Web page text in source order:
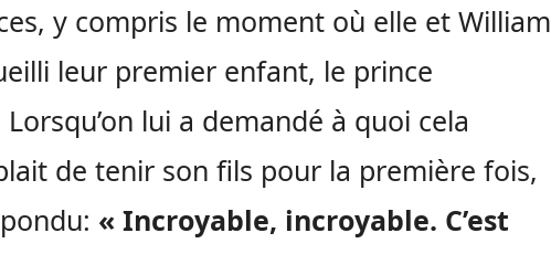
y compris le moment où elle et William
leur premier enfant, le prince
lui a demandé à quoi cela
de tenir son fils pour la première fois,
« Incroyable, incroyable. C’est